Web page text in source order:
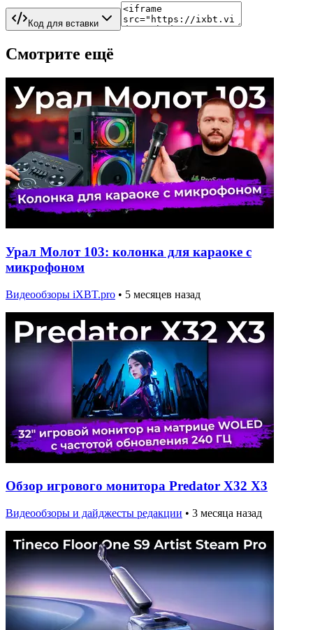
Код для вставки
Смотрите ещё
Урал Молот 103: колонка для караоке с
микрофоном
Видеообзоры iXBT.pro • 5 месяцев назад
Обзор игрового монитора Predator X32 X3
Видеообзоры и дайджесты редакции • 3 месяца назад